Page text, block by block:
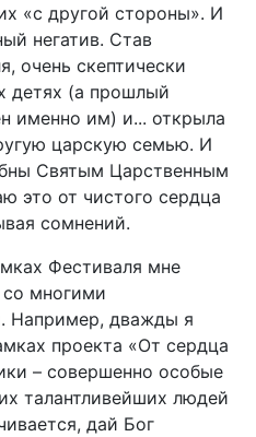
«с другой стороны». И
негатив. Став
очень скептически
детях (а прошлый
именно им) и... открыла
царскую семью. И
Святым Царственным
это от чистого сердца
сомнений.
Фестиваля мне
со многими
Например, дважды я
проекта «От сердца
– совершенно особые
талантливейших людей
дай Бог